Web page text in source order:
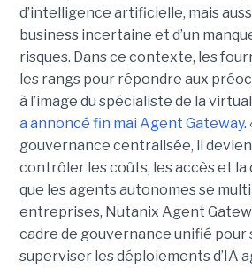
d’intelligence artificielle, mais
business incertaine et d’un
risques. Dans ce contexte, les
les rangs pour répondre aux
à l’image du spécialiste de la
a annoncé fin mai Agent Gateway.
gouvernance centralisée, il
contrôler les coûts, les accès et
que les agents autonomes se
entreprises, Nutanix Agent
cadre de gouvernance unifié pour
superviser les déploiements d’IA